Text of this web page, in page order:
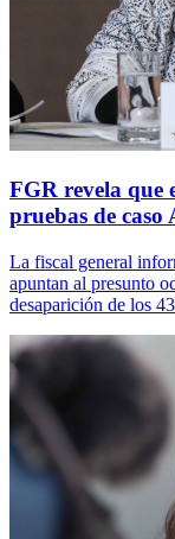
FGR revela que
pruebas de caso
La fiscal general
apuntan al presunto
desaparición de los